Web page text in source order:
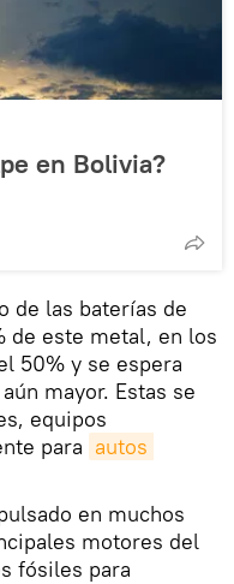
en Bolivia?
de las baterías de
de este metal, en los
50% y se espera
mayor. Estas se
equipos
para autos
en muchos
motores del
fósiles para